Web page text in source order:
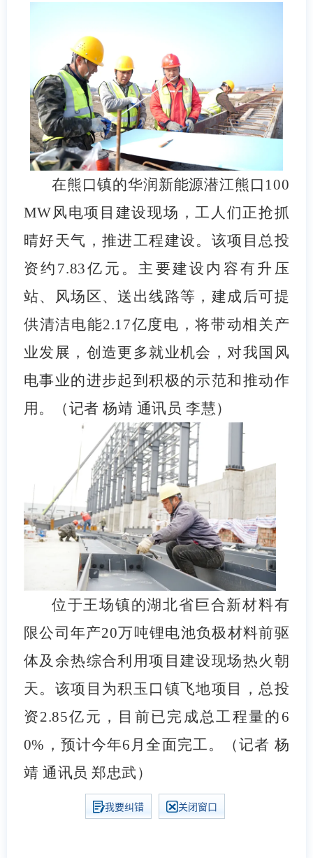
在熊口镇的华润新能源潜江熊口100
MW风电项目建设现场，工人们正抢抓
晴好天气，推进工程建设。该项目总投
资约7.83亿元。主要建设内容有升压
站、风场区、送出线路等，建成后可提
供清洁电能2.17亿度电，将带动相关产
业发展，创造更多就业机会，对我国风
电事业的进步起到积极的示范和推动作
用。（记者 杨靖 通讯员 李慧）
位于王场镇的湖北省巨合新材料有
限公司年产20万吨锂电池负极材料前驱
体及余热综合利用项目建设现场热火朝
天。该项目为积玉口镇飞地项目，总投
资2.85亿元，目前已完成总工程量的6
0%，预计今年6月全面完工。（记者 杨
靖 通讯员 郑忠武）
我要纠错 关闭窗口